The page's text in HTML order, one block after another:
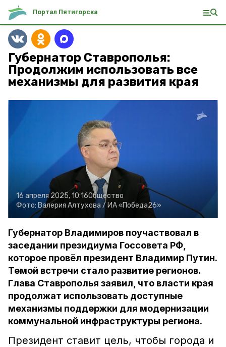
Портал Пятигорска
Губернатор Ставрополья:
Продолжим использовать все
механизмы для развития края
16 апреля 2025, 10:16Общество
Фото: Валерия Алтухова / ИА «Победа26»
Губернатор Владимиров поучаствовал в
заседании президиума Госсовета РФ,
которое провёл президент Владимир Путин.
Темой встречи стало развитие регионов.
Глава Ставрополья заявил, что власти края
продолжат использовать доступные
механизмы поддержки для модернизации
коммунальной инфраструктуры региона.
Президент ставит цель, чтобы города и